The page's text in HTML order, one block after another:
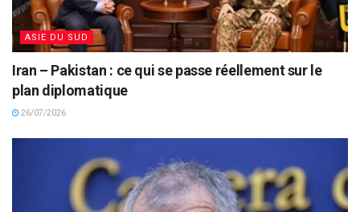
ASIE DU SUD
Iran – Pakistan : ce qui se passe réellement sur le
plan diplomatique
26/07/2026